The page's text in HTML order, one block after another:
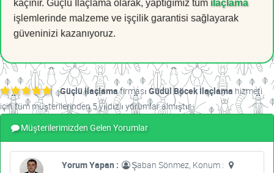
kaçınır. Güçlü İlaçlama olarak, yaptığımız tüm ilaçlama
işlemlerinde malzeme ve işçilik garantisi sağlayarak
güveninizi kazanıyoruz.
Güçlü İlaçlamafirması Güdül Böcek İlaçlama hizmeti
için tüm müşterilerinden 5 yıldızlı yorumlar almıştır.
Müşterilerimizden Gelen Yorumlar
Yorum Yapan :
Şaban Sönmez, Konum :